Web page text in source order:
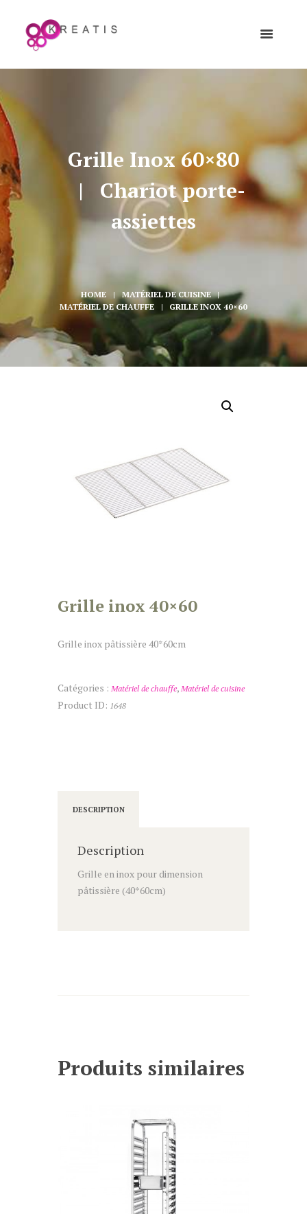
Grille Inox 60×80
Chariot porte-
assiettes
HOME
MATÉRIEL DE CUISINE
MATÉRIEL DE CHAUFFE
GRILLE INOX 40×60
Grille inox 40×60
Grille inox pâtissière 40*60cm
Catégories : Matériel de chauffe, Matériel de cuisine
Product ID: 1648
DESCRIPTION
Description
Grille en inox pour dimension
pâtissière (40*60cm)
Produits similaires